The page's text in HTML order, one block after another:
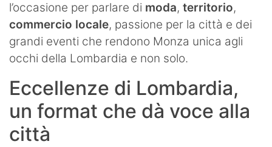
l’occasione per parlare di moda, territorio,
commercio locale, passione per la città e dei
grandi eventi che rendono Monza unica agli
occhi della Lombardia e non solo.
Eccellenze di Lombardia,
un format che dà voce alla
città